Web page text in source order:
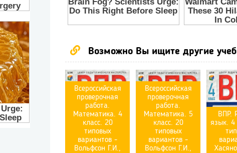
Возможно Вы ищите другие
Всероссийская
проверочная
работа.
Математика. 4
класс. 20
типовых
вариантов -
Вольфсон Г.И.,
Всероссийская
проверочная
работа.
Математика. 5
класс. 20
типовых
вариантов -
Вольфсон Г.И.,
ВПР.
язык. 4